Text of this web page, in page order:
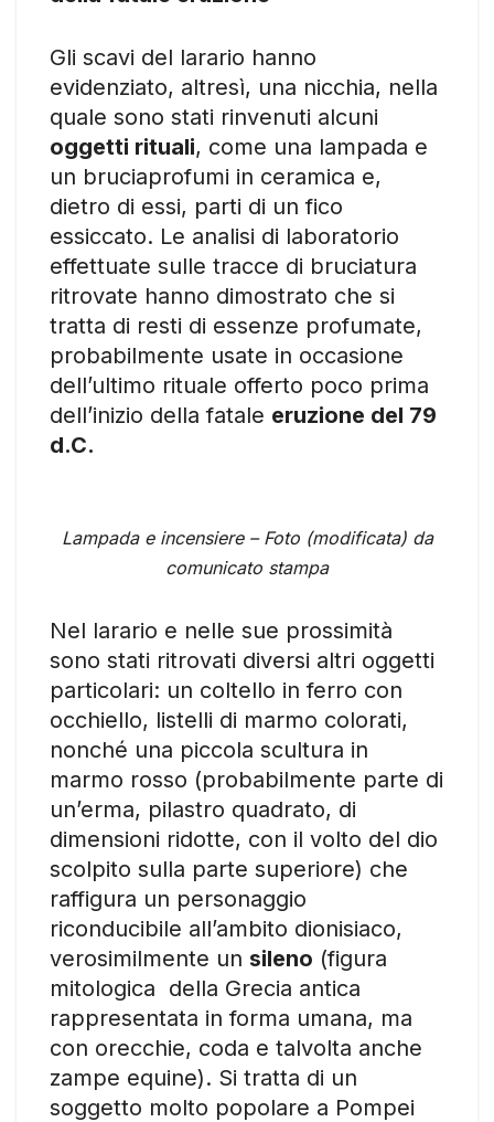
Gli scavi del larario hanno
evidenziato, altresì, una nicchia, nella
quale sono stati rinvenuti alcuni
oggetti rituali, come una lampada e
un bruciaprofumi in ceramica e,
dietro di essi, parti di un fico
essiccato. Le analisi di laboratorio
effettuate sulle tracce di bruciatura
ritrovate hanno dimostrato che si
tratta di resti di essenze profumate,
probabilmente usate in occasione
dell’ultimo rituale offerto poco prima
dell’inizio della fatale eruzione del 79
d.C.
Lampada e incensiere – Foto (modificata) da
comunicato stampa
Nel larario e nelle sue prossimità
sono stati ritrovati diversi altri oggetti
particolari: un coltello in ferro con
occhiello, listelli di marmo colorati,
nonché una piccola scultura in
marmo rosso (probabilmente parte di
un’erma, pilastro quadrato, di
dimensioni ridotte, con il volto del dio
scolpito sulla parte superiore) che
raffigura un personaggio
riconducibile all’ambito dionisiaco,
verosimilmente un sileno (figura
mitologica della Grecia antica
rappresentata in forma umana, ma
con orecchie, coda e talvolta anche
zampe equine). Si tratta di un
soggetto molto popolare a Pompei